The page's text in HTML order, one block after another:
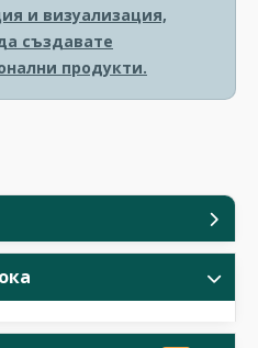
и визуализация,
създавате
продукти.